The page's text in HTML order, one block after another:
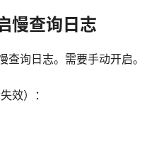
慢查询日志
查询日志。需要手动开启。
效）：